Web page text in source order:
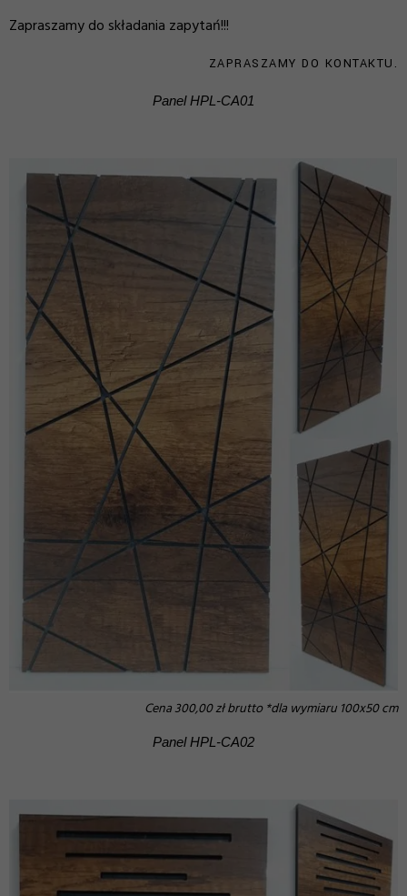
Zapraszamy do składania zapytań!!!
ZAPRASZAMY DO KONTAKTU.
Panel HPL-CA01
Cena 300,00 zł brutto *dla wymiaru 100x50 cm
Panel HPL-CA02